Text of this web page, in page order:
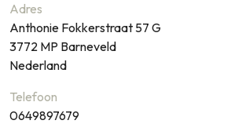
Adres
Anthonie Fokkerstraat 57 G
3772 MP Barneveld
Nederland
Telefoon
0649897679